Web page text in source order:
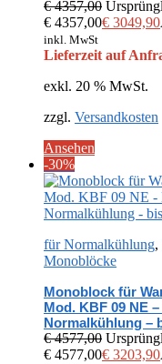
€4357,00
€ 4357,00€ 3049,90
inkl. MwSt
Lieferzeit auf
exkl. 20 % MwSt.
zzgl. Versandkosten
Ansehen
-30%
für Normalkühlung,
Monoblöcke
Monoblock für
Mod. KBF 09 NE
Normalkühlung –
€4577,00
€ 4577,00€ 3203,90